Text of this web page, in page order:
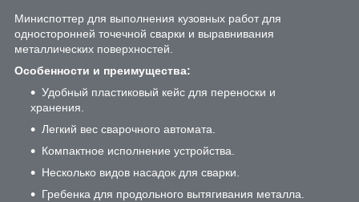
Миниспоттер для выполнения кузовных работ для
односторонней точечной сварки и выравнивания
металлических поверхностей.
Особенности и преимущества:
Удобный пластиковый кейс для переноски и
хранения.
Легкий вес сварочного автомата.
Компактное исполнение устройства.
Несколько видов насадок для сварки.
Гребенка для продольного вытягивания металла.